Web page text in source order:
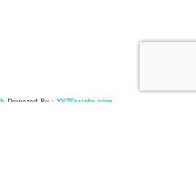
Powered By : XYZScripts.com